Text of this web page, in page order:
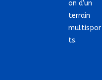
on d'un
terrain
multispor
ts.